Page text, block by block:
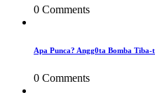
0 Comments
Apa Punca? Angg0ta Bomba
0 Comments